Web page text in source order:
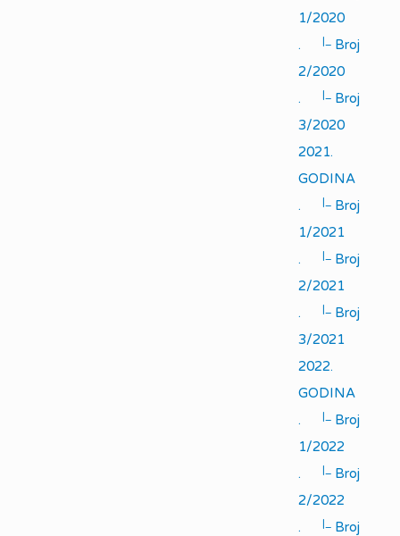
1/2020
.
|_ Broj
2/2020
.
|_ Broj
3/2020
2021.
GODINA
.
|_ Broj
1/2021
.
|_ Broj
2/2021
.
|_ Broj
3/2021
2022.
GODINA
.
|_ Broj
1/2022
.
|_ Broj
2/2022
.
|_ Broj